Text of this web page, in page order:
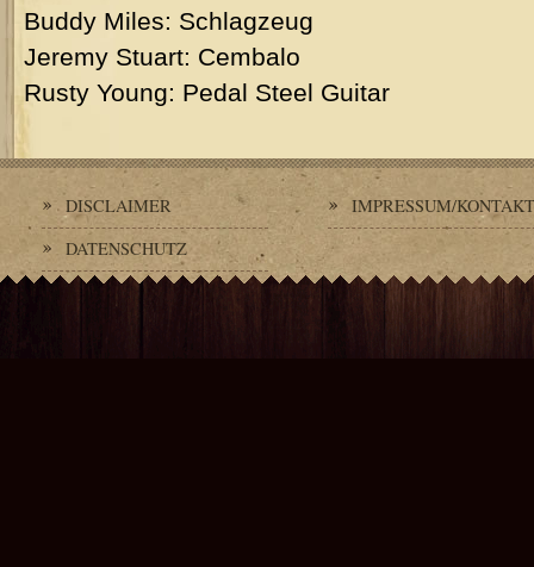
Buddy Miles: Schlagzeug
Jeremy Stuart: Cembalo
Rusty Young: Pedal Steel Guitar
DISCLAIMER
DATENSCHUTZ
IMPRESSUM/KONTAKT